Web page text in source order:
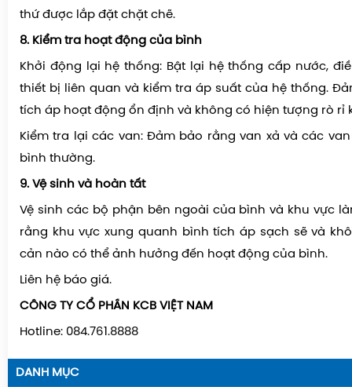
thứ được lắp đặt chặt chẽ.
8. Kiểm tra hoạt động của bình
Khởi động lại hệ thống: Bật lại hệ thống cấp nước,
thiết bị liên quan và kiểm tra áp suất của hệ thống.
tích áp hoạt động ổn định và không có hiện tượng rò rỉ
Kiểm tra lại các van: Đảm bảo rằng van xả và các
bình thường.
9. Vệ sinh và hoàn tất
Vệ sinh các bộ phận bên ngoài của bình và khu vực
rằng khu vực xung quanh bình tích áp sạch sẽ và
cản nào có thể ảnh hưởng đến hoạt động của bình.
Liên hệ báo giá.
CÔNG TY CỔ PHẦN KCB VIỆT NAM
Hotline: 084.761.8888
DANH MỤC